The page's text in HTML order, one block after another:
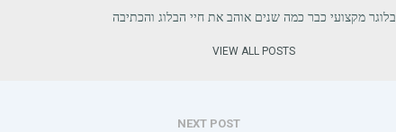
בלוגר מקצועי כבר כמה שנים אוהב את חיי הבלוג והכתיבה
VIEW ALL POSTS
NEXT POST